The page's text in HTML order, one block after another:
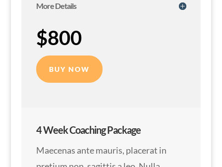
More Details
$800
BUY NOW
4 Week Coaching Package
Maecenas ante mauris, placerat in